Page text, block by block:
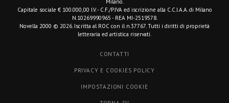
Milano.
Capitale sociale € 100.000,00 I.V. - C.F./P.IVA ed iscrizione alla C.C.I.A.A. di Milano
N.10269990965 - REA MI-2519578.
Novella 2000 © 2026. Iscritta al ROC con il n.37767. Tutti i diritti di proprietà
letteraria ed artistica riservati.
CONTATTI
PRIVACY E COOKIES POLICY
IMPOSTAZIONI COOKIE